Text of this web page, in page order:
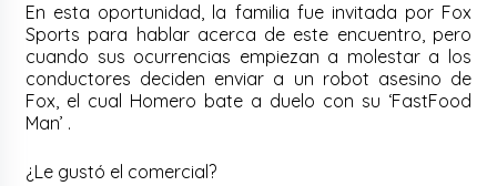
En esta oportunidad, la familia fue invitada por Fox
Sports para hablar acerca de este encuentro, pero
cuando sus ocurrencias empiezan a molestar a los
conductores deciden enviar a un robot asesino de
Fox, el cual Homero bate a duelo con su ‘FastFood
Man’ .
¿Le gustó el comercial?